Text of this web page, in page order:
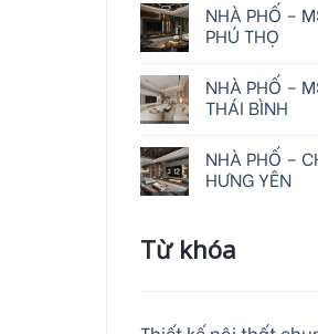
NHÀ PHỐ –
PHÚ THỌ
NHÀ PHỐ –
THÁI BÌNH
NHÀ PHỐ –
HƯNG YÊN
Từ khóa